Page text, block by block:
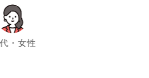
・女性
chevron_left chevron_right